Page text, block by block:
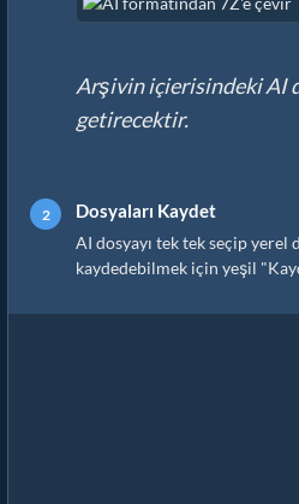
Arşivin içierisindeki AI
getirecektir.
Dosyaları Kaydet
AI dosyayı tek tek seçip yerel
kaydedebilmek için yeşil